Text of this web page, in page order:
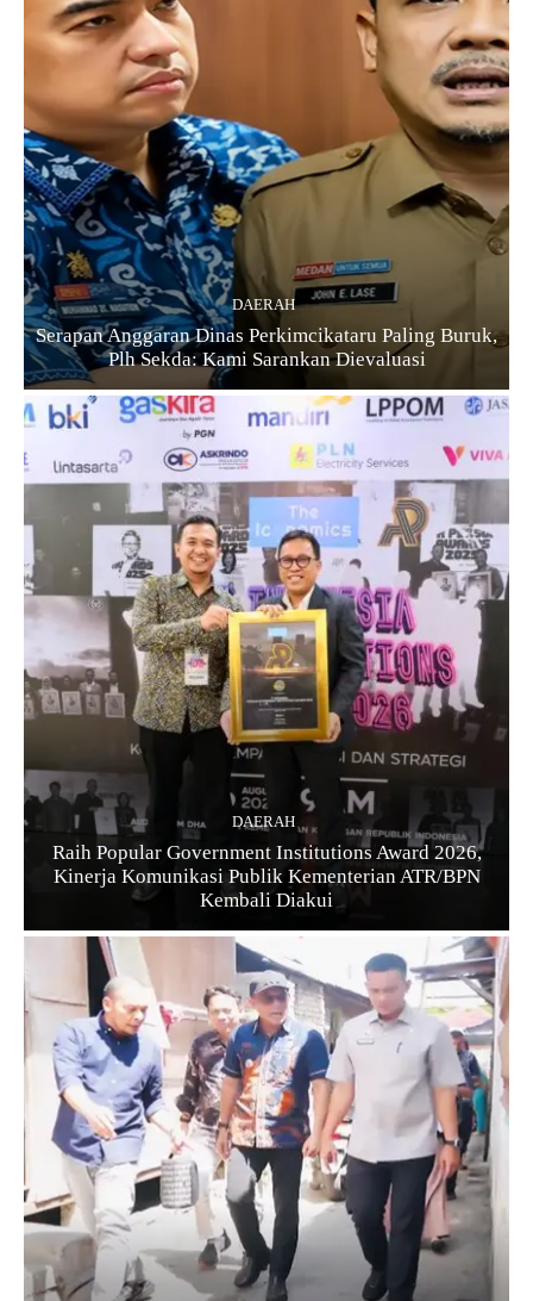
DAERAH
Serapan Anggaran Dinas Perkimcikataru Paling Buruk,
Plh Sekda: Kami Sarankan Dievaluasi
DAERAH
Raih Popular Government Institutions Award 2026,
Kinerja Komunikasi Publik Kementerian ATR/BPN
Kembali Diakui